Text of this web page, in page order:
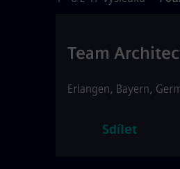
Team
Erlangen, Bayern,
Sdílet